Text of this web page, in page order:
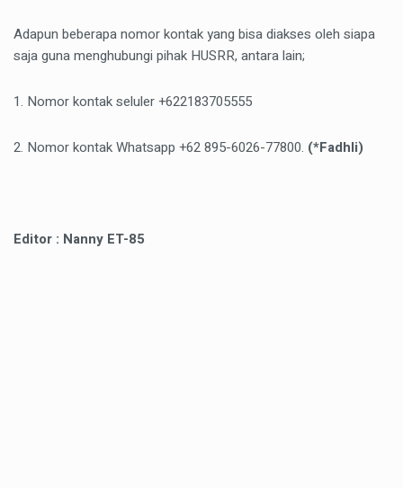
Adapun beberapa nomor kontak yang bisa diakses oleh siapa
saja guna menghubungi pihak HUSRR, antara lain;
1. Nomor kontak seluler +622183705555
2. Nomor kontak Whatsapp +62 895-6026-77800. (*Fadhli)
Editor : Nanny ET-85